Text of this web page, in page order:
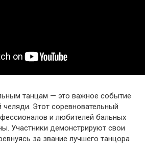
танцам — это важное событие
челяди. Этот соревновательный
и любителей бальных
Участники демонстрируют свои
за звание лучшего танцора